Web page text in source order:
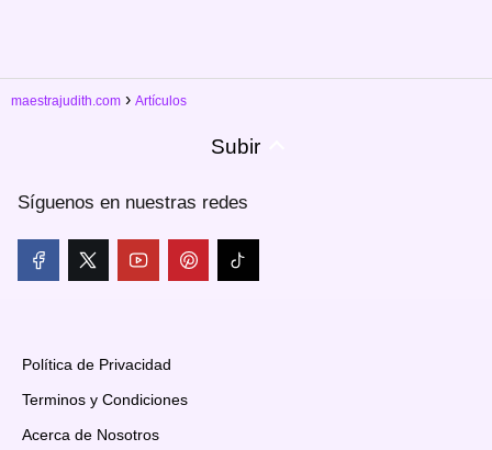
maestrajudith.com Artículos
Subir
Síguenos en nuestras redes
Política de Privacidad
Terminos y Condiciones
Acerca de Nosotros